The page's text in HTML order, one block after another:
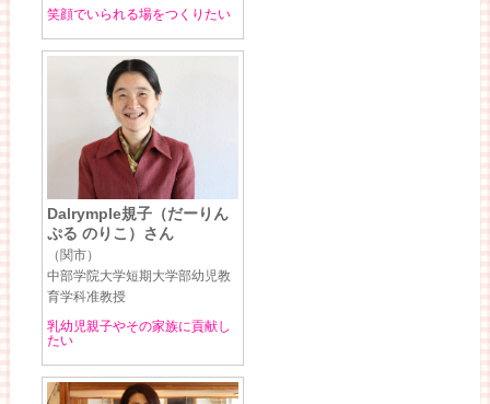
笑顔でいられる場をつくりたい
Dalrymple規子（だーりん
ぷる のりこ）さん
（関市）
中部学院大学短期大学部幼児教
育学科准教授
乳幼児親子やその家族に貢献し
たい